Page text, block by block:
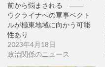
前から悩まされる ――
ウクライナへの軍事ベクト
ルが極東地域に向かう可能
性あり
2023年4月18日
政治関係のニュース